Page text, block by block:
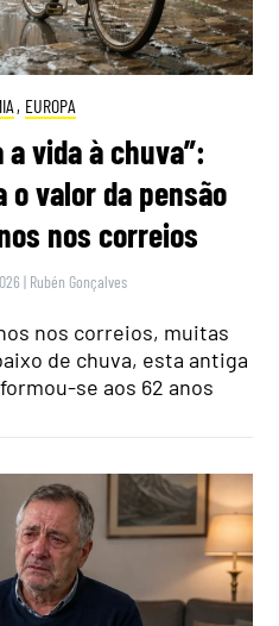
, EUROPA
vida à chuva”:
o valor da pensão
nos correios
| Rubén Gonçalves
nos correios, muitas
de chuva, esta antiga
se aos 62 anos